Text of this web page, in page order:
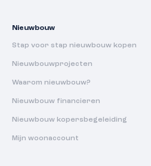
Nieuwbouw
Stap voor stap nieuwbouw kopen
Nieuwbouwprojecten
Waarom nieuwbouw?
Nieuwbouw financieren
Nieuwbouw kopersbegeleiding
Mijn woonaccount